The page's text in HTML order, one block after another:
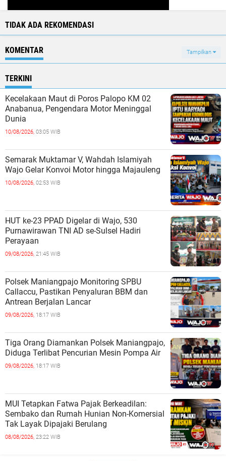
TIDAK ADA REKOMENDASI
KOMENTAR Tampilkan
TERKINI
Kecelakaan Maut di Poros Palopo KM 02
Anabanua, Pengendara Motor Meninggal
Dunia
10/08/2026, 03:05 WIB
Semarak Muktamar V, Wahdah Islamiyah
Wajo Gelar Konvoi Motor hingga Majauleng
10/08/2026, 02:53 WIB
HUT ke-23 PPAD Digelar di Wajo, 530
Purnawirawan TNI AD se-Sulsel Hadiri
Perayaan
09/08/2026, 21:45 WIB
Polsek Maniangpajo Monitoring SPBU
Callaccu, Pastikan Penyaluran BBM dan
Antrean Berjalan Lancar
09/08/2026, 18:17 WIB
Tiga Orang Diamankan Polsek Maniangpajo,
Diduga Terlibat Pencurian Mesin Pompa Air
09/08/2026, 18:17 WIB
MUI Tetapkan Fatwa Pajak Berkeadilan:
Sembako dan Rumah Hunian Non-Komersial
Tak Layak Dipajaki Berulang
08/08/2026, 23:22 WIB